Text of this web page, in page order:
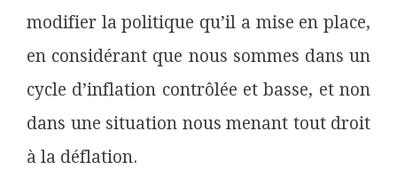
modifier la politique qu’il a mise en place,
en considérant que nous sommes dans un
cycle d’inflation contrôlée et basse, et non
dans une situation nous menant tout droit
à la déflation.